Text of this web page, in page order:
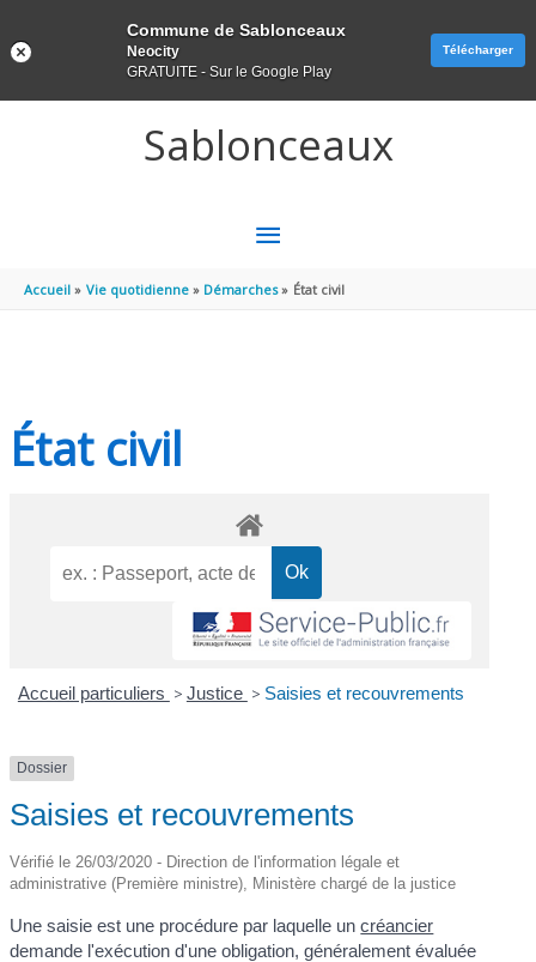
Sablonceaux
MENU
PRINCIPAL
Accueil Vie quotidienne Démarches État civil
État civil
Accueil particuliers > Justice > Saisies et recouvrements
Dossier
Saisies et recouvrements
Vérifié le 26/03/2020 - Direction de l'information légale et
administrative (Première ministre), Ministère chargé de la justice
Une saisie est une procédure par laquelle uncréancier
demande l'exécution d'une obligation, généralement évaluée
Commune de Sablonceaux
Neocity
GRATUITE - Sur le Google Play
Télécharger